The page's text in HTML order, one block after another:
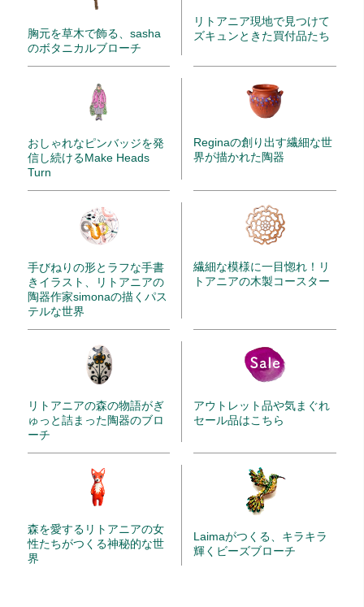
胸元を草木で飾る、sasha
のボタニカルブローチ
リトアニア現地で見つけて
ズキュンときた買付品たち
おしゃれなピンバッジを発
信し続けるMake Heads
Turn
Reginaの創り出す繊細な世
界が描かれた陶器
手びねりの形とラフな手書
きイラスト、リトアニアの
陶器作家simonaの描くパス
テルな世界
繊細な模様に一目惚れ！リ
トアニアの木製コースター
リトアニアの森の物語がぎ
ゅっと詰まった陶器のブロ
ーチ
アウトレット品や気まぐれ
セール品はこちら
森を愛するリトアニアの女
性たちがつくる神秘的な世
界
Laimaがつくる、キラキラ
輝くビーズブローチ